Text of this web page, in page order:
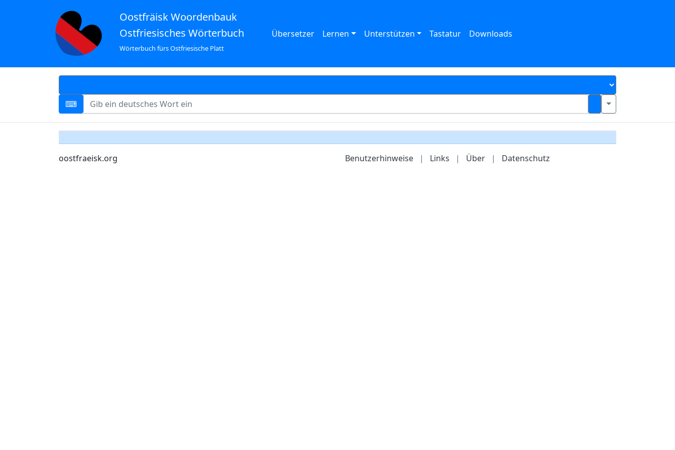
Oostfräisk Woordenbauk
Ostfriesisches Wörterbuch
Wörterbuch fürs Ostfriesische Platt
Übersetzer Lernen Unterstützen Tastatur Downloads
oostfraeisk.org Benutzerhinweise | Links | Über | Datenschutz